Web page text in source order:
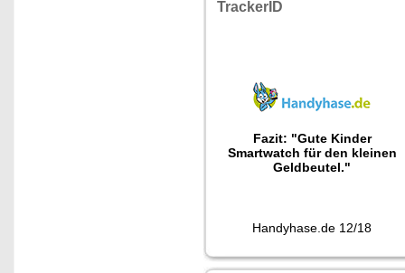
TrackerID
Fazit: "Gute Kinder
Smartwatch für den kleinen
Geldbeutel."
Handyhase.de 12/18